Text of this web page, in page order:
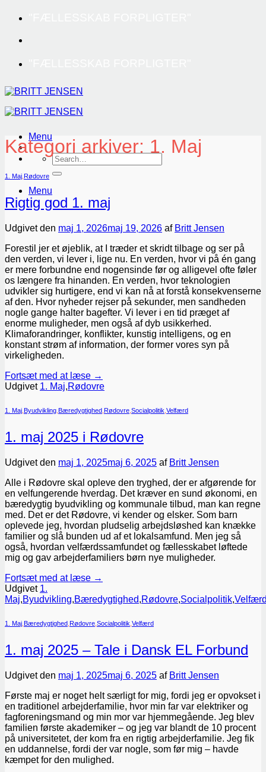
Fortsæt
indhold
Menu
Menu
Kategori arkiver: 1. Maj
1. Maj Rødovre
Rigtig god 1. maj
Udgivet den maj 1, 2026maj 19, 2026 af Britt Jensen
Forestil jer et øjeblik, at I træder et skridt tilbage og ser på
den verden, vi lever i, lige nu. En verden, hvor vi på én gang
er mere forbundne end nogensinde før og alligevel ofte føler
os længere fra hinanden. En verden, hvor teknologien
udvikler sig hurtigere, end vi kan nå at forstå konsekvenserne
af den. Hvor nyheder rejser på sekunder, men sandheden
nogle gange halter bagefter. Vi lever i en tid præget af
enorme muligheder, men også af dyb usikkerhed.
Klimaforandringer, konflikter, kunstig intelligens, og en
konstant strøm af information, der former vores syn på
virkeligheden.
Fortsæt med at læse →
Udgivet 1. Maj,Rødovre
1. Maj Byudvikling Bæredygtighed Rødovre Socialpolitik Velfærd
1. maj 2025 i Rødovre
Udgivet den maj 1, 2025maj 6, 2025 af Britt Jensen
Alle i Rødovre skal opleve den tryghed, der er afgørende for
en velfungerende hverdag. Det kræver en sund økonomi, en
bæredygtig byudvikling og kommunale tilbud, man kan regne
med. Det er det Rødovre, vi kender og elsker. Som barn
oplevede jeg, hvordan pludselig arbejdsløshed kan knække
familier og slå bunden ud af et lokalsamfund. Men jeg så
også, hvordan velfærdssamfundet og fællesskabet løftede
mig og gav arbejderfamiliers børn nye muligheder.
Fortsæt med at læse →
Udgivet 1.
Maj,Byudvikling,Bæredygtighed,Rødovre,Socialpolitik,
1. Maj Bæredygtighed Rødovre Socialpolitik Velfærd
1. maj 2025 – Tale i Dansk EL Forbund
Udgivet den maj 1, 2025maj 6, 2025 af Britt Jensen
Første maj er noget helt særligt for mig, fordi jeg er opvokset i
en traditionel arbejderfamilie, hvor min far var elektriker og
fagforeningsmand og min mor var hjemmegående. Jeg blev
familien første akademiker – og jeg var blandt de 10 procent
på universitetet, der kom fra en rigtig arbejderfamilie. Jeg fik
en uddannelse, fordi der var nogle, som før mig – havde
kæmpet for den mulighed.